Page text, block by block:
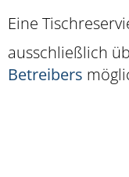
Eine
ausschließlich
Betreibers